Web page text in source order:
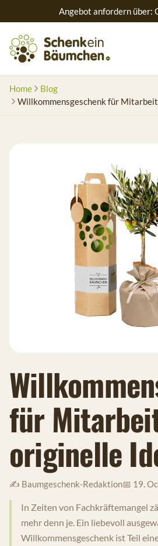
Angebot anfordern über:
Home
Blog
Willkommensgeschenk für
für
originelle
✍️ Baumgeschenk-Redaktion📅 19.
In Zeiten von Fachkräftemangel
mehr denn je. Ein liebevoll
Willkommensgeschenk ist Teil